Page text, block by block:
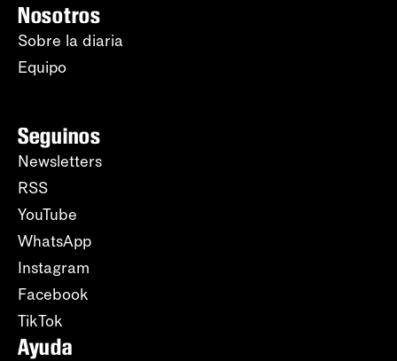
Nosotros
Sobre la diaria
Equipo
Seguinos
Newsletters
RSS
YouTube
WhatsApp
Instagram
Facebook
TikTok
Ayuda